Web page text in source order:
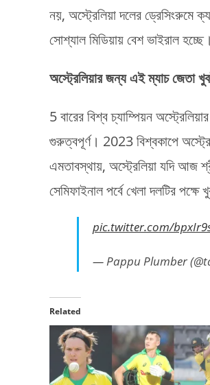
নয়, অস্ট্রেলিয়া দলের ড্রেসিংরুমে
সোশ্যাল মিডিয়ায় বেশ ভাইরাল হচ্ছে।
অস্ট্রেলিয়ার জন্য এই ম্যাচ জেতা
5 বারের বিশ্ব চ্যাম্পিয়ন
গুরুত্বপূর্ণ। 2023 বিশ্বকাপে
এমতাবস্থায়, অস্ট্রেলিয়া যদি আজ
সেমিফাইনাল পর্বে খেলা দলটির
pic.twitter.com/
— Pappu Plumber
Related